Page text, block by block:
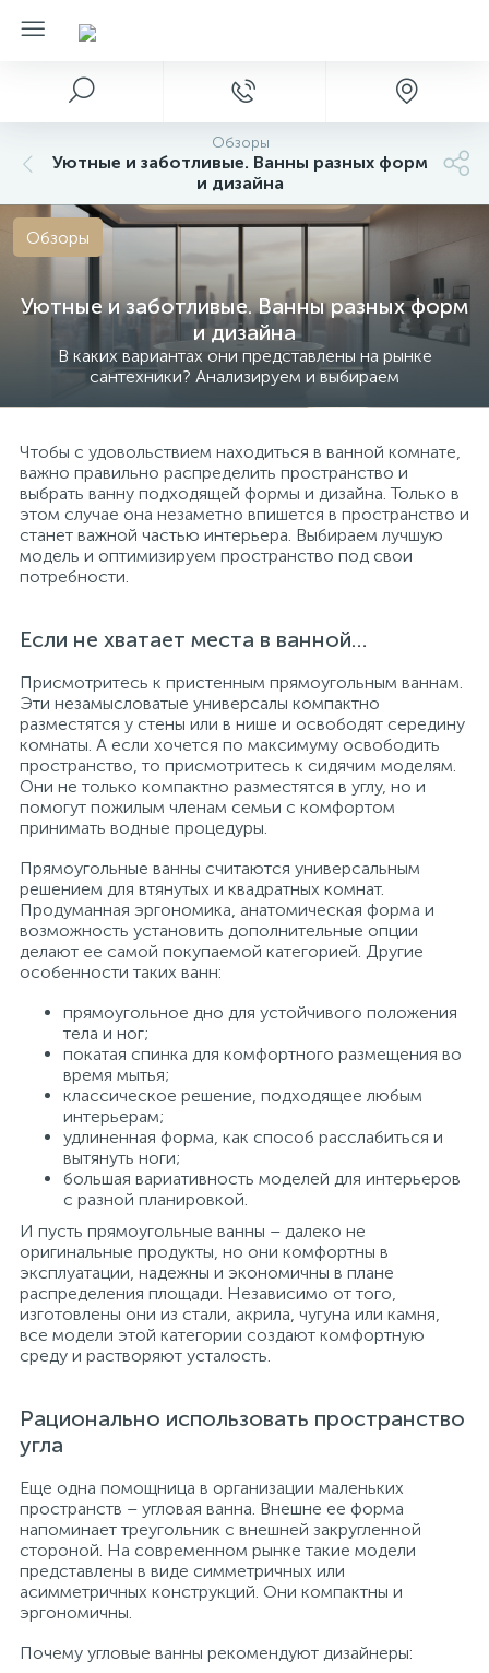
Обзоры
Уютные и заботливые. Ванны разных форм
и дизайна
Уютные и заботливые. Ванны разных форм
и дизайна
В каких вариантах они представлены на рынке
сантехники? Анализируем и выбираем
Обзоры
Чтобы с удовольствием находиться в ванной комнате,
важно правильно распределить пространство и
выбрать ванну подходящей формы и дизайна. Только в
этом случае она незаметно впишется в пространство и
станет важной частью интерьера. Выбираем лучшую
модель и оптимизируем пространство под свои
потребности.
Если не хватает места в ванной…
Присмотритесь к пристенным прямоугольным ваннам.
Эти незамысловатые универсалы компактно
разместятся у стены или в нише и освободят середину
комнаты. А если хочется по максимуму освободить
пространство, то присмотритесь к сидячим моделям.
Они не только компактно разместятся в углу, но и
помогут пожилым членам семьи с комфортом
принимать водные процедуры.
Прямоугольные ванны считаются универсальным
решением для втянутых и квадратных комнат.
Продуманная эргономика, анатомическая форма и
возможность установить дополнительные опции
делают ее самой покупаемой категорией. Другие
особенности таких ванн:
прямоугольное дно для устойчивого положения
тела и ног;
покатая спинка для комфортного размещения во
время мытья;
классическое решение, подходящее любым
интерьерам;
удлиненная форма, как способ расслабиться и
вытянуть ноги;
большая вариативность моделей для интерьеров
с разной планировкой.
И пусть прямоугольные ванны – далеко не
оригинальные продукты, но они комфортны в
эксплуатации, надежны и экономичны в плане
распределения площади. Независимо от того,
изготовлены они из стали, акрила, чугуна или камня,
все модели этой категории создают комфортную
среду и растворяют усталость.
Рационально использовать пространство
угла
Еще одна помощница в организации маленьких
пространств – угловая ванна. Внешне ее форма
напоминает треугольник с внешней закругленной
стороной. На современном рынке такие модели
представлены в виде симметричных или
асимметричных конструкций. Они компактны и
эргономичны.
Почему угловые ванны рекомендуют дизайнеры: